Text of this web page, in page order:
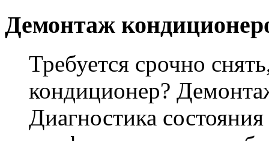
Демонтаж
Требуется срочно
кондиционер?
Диагностика